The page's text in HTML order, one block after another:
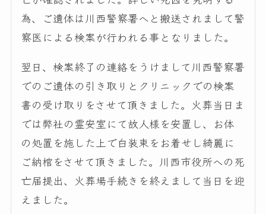
為、ご遺体は川西警察署へと搬送されまして警
察医による検案が行われる事となりました。
翌日、検案終了の連絡をうけまして川西警察署
でのご遺体の引き取りとクリニックでの検案
書の受け取りをさせて頂きました。火葬当日ま
では弊社の霊安室にて故人様を安置し、お体
の処置を施した上で白装束をお着せし綺麗に
ご納棺をさせて頂きました。川西市役所への死
亡届提出、火葬場手続きを終えまして当日を迎
えました。